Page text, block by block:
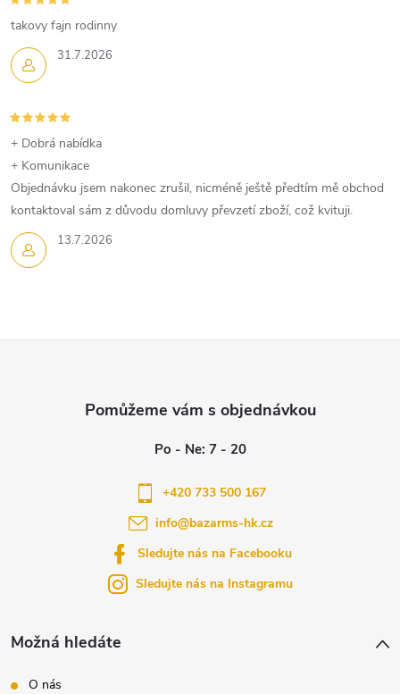
31.7.2026
takovy fajn rodinny
13.7.2026
+ Dobrá nabídka
+ Komunikace
Objednávku jsem nakonec zrušil, nicméně ještě předtím mě obchod
kontaktoval sám z důvodu domluvy převzetí zboží, což kvituji.
Možná hledáte
O nás
info@bazarms-hk.cz
+420 733 500 167
Sledujte nás na Facebooku
Sledujte nás na Instagramu